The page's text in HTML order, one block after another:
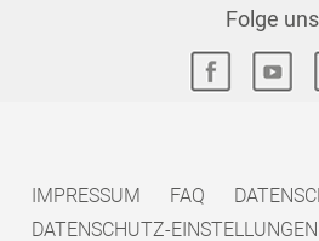
Folge uns
IMPRESSUM FAQ
DATENSCHUTZ-EINSTELLUNGEN